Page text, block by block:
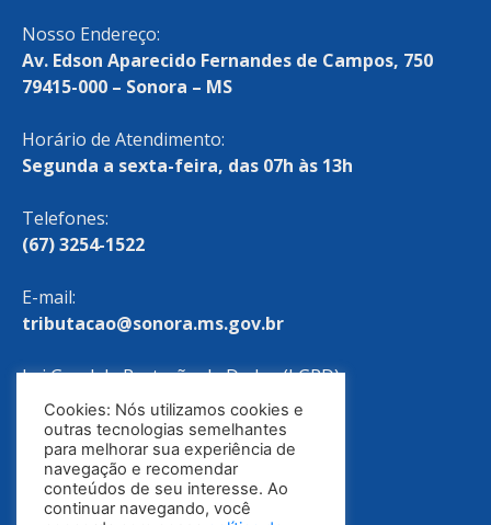
Nosso Endereço:
Av. Edson Aparecido Fernandes de Campos, 750
79415-000 – Sonora – MS
Horário de Atendimento:
Segunda a sexta-feira, das 07h às 13h
Telefones:
(67) 3254-1522
E-mail:
tributacao@sonora.ms.gov.br
Lei Geral de Proteção de Dados (LGPD)
Política de Privacidade
Cookies: Nós utilizamos cookies e
outras tecnologias semelhantes
para melhorar sua experiência de
navegação e recomendar
conteúdos de seu interesse. Ao
continuar navegando, você